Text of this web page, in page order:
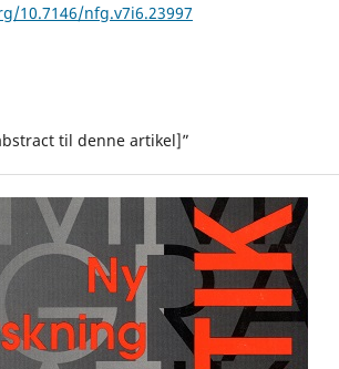
10.7146/nfg.v7i6.23997
til denne artikel]”